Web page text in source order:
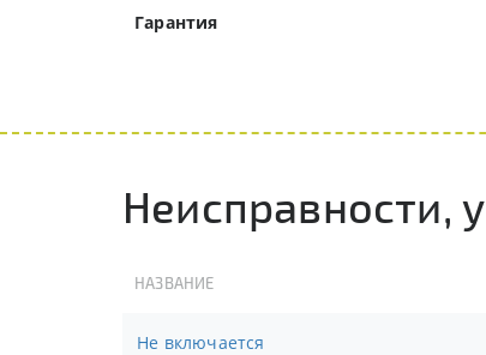
Гарантия
Неисправности,
НАЗВАНИЕ
Не включается